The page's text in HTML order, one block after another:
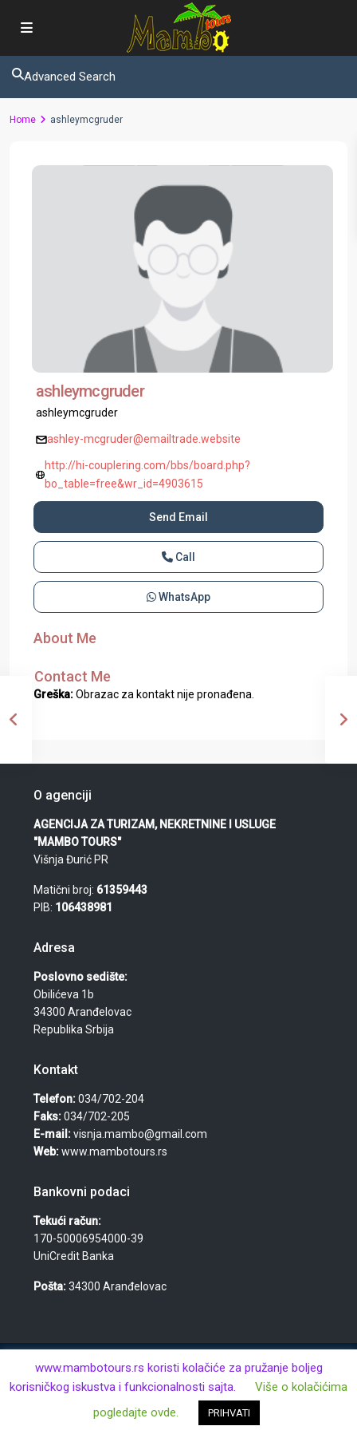
Advanced Search
Home ashleymcgruder
ashleymcgruder
ashleymcgruder
ashley-mcgruder@emailtrade.website
http://hi-couplering.com/bbs/board.php?
bo_table=free&wr_id=4903615
Send Email
Call
WhatsApp
About Me
Contact Me
Greška:Obrazac za kontakt nije pronađena.
O agenciji
AGENCIJA ZA TURIZAM, NEKRETNINE I USLUGE
"MAMBO TOURS"
Višnja Đurić PR
Matični broj: 61359443
PIB: 106438981
Adresa
Poslovno sedište:
Obilićeva 1b
34300 Aranđelovac
Republika Srbija
Kontakt
Telefon:034/702-204
Faks:034/702-205
E-mail:visnja.mambo@gmail.com
Web:www.mambotours.rs
Bankovni podaci
Tekući račun:
170-50006954000-39
UniCredit Banka
Pošta:34300 Aranđelovac
Tours" — Višnja Đurić PR · Aranđelovac · MB: 61359443 · PIB:
www.mambotours.rs koristi kolačiće za pružanje boljeg
korisničkog iskustva i funkcionalnosti sajta.
Više o kolačićima
pogledajte ovde.
PRIHVATI